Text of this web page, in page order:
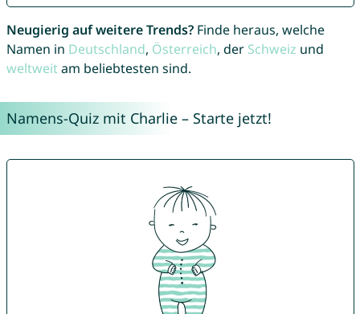
Neugierig auf weitere Trends?Finde heraus, welche
Namen in Deutschland, Österreich, der Schweiz und
weltweitam beliebtesten sind.
Namens-Quiz mit Charlie – Starte jetzt!